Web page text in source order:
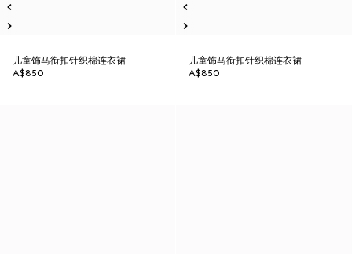
儿童饰马衔扣针织棉连衣裙
A$850
儿童饰马衔扣针织棉连衣裙
A$850